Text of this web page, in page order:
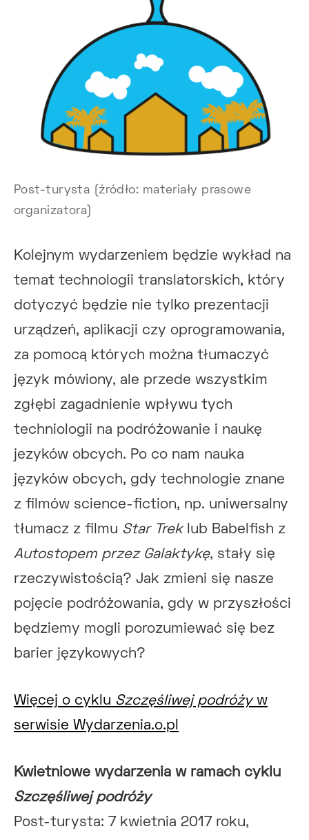
Post-turysta (źródło: materiały prasowe
organizatora)
Kolejnym wydarzeniem będzie wykład na
temat technologii translatorskich, który
dotyczyć będzie nie tylko prezentacji
urządzeń, aplikacji czy oprogramowania,
za pomocą których można tłumaczyć
język mówiony, ale przede wszystkim
zgłębi zagadnienie wpływu tych
techniologii na podróżowanie i naukę
jezyków obcych. Po co nam nauka
języków obcych, gdy technologie znane
z filmów science-fiction, np. uniwersalny
tłumacz z filmu Star Treklub Babelfish z
Autostopem przez Galaktykę, stały się
rzeczywistością? Jak zmieni się nasze
pojęcie podróżowania, gdy w przyszłości
będziemy mogli porozumiewać się bez
barier językowych?
Więcej o cyklu Szczęśliwej podróżyw
serwisie Wydarzenia.o.pl
Kwietniowe wydarzenia w ramach cyklu
Szczęśliwej podróży
Post-turysta: 7 kwietnia 2017 roku,